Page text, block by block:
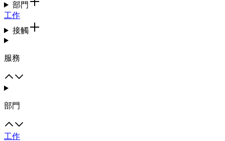
部門
工作
接觸
服務
部門
工作